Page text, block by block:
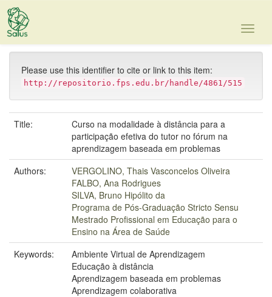
Skip
Please use this identifier to cite or link to this item:
http://repositorio.fps.edu.br/handle/4861/515
Title:
Curso na modalidade à distância para a
participação efetiva do tutor no fórum na
aprendizagem baseada em problemas
Authors:
VERGOLINO, Thais Vasconcelos Oliveira
FALBO, Ana Rodrigues
SILVA, Bruno Hipólito da
Programa de Pós-Graduação Stricto Sensu
Mestrado Profissional em Educação para o
Ensino na Área de Saúde
Keywords:
Ambiente Virtual de Aprendizagem
Educação à distância
Aprendizagem baseada em problemas
Aprendizagem colaborativa